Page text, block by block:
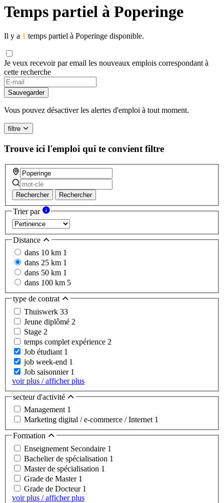
Temps partiel à Poperinge
Il y a 1 temps partiel à Poperinge disponible.
Je veux recevoir par email les nouveaux emplois correspondant à
cette recherche
Sauvegarder
Vous pouvez désactiver les alertes d'emploi à tout moment.
filtre
Trouve ici l'emploi qui te convient filtre
Rechercher Rechercher
Trier par
Distance
dans 10 km 1
dans 25 km 1
dans 50 km 1
dans 100 km 5
type de contrat
Thuiswerk 33
Jeune diplômé 2
Stage 2
temps complet expérience 2
Job étudiant 1
job week-end 1
Job saisonnier 1
voir plus / afficher plus
secteur d'activité
Management 1
Marketing digital / e-commerce / Internet 1
Formation
Enseignement Secondaire 1
Bachelier de spécialisation 1
Master de spécialisation 1
Grade de Master 1
Grade de Docteur 1
voir plus / afficher plus